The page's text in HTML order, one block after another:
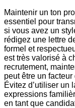
Maintenir un ton
essentiel pour
si vous avez un
rédigez une lettre
formel et
est très valorisé à
recrutement,
peut être un
Évitez d’utiliser un
expressions
en tant que